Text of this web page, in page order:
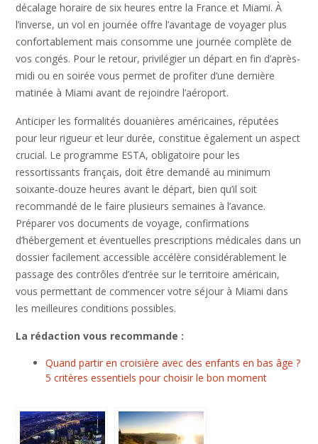
décalage horaire de six heures entre la France et Miami. À
l’inverse, un vol en journée offre l’avantage de voyager plus
confortablement mais consomme une journée complète de
vos congés. Pour le retour, privilégier un départ en fin d’après-
midi ou en soirée vous permet de profiter d’une dernière
matinée à Miami avant de rejoindre l’aéroport.
Anticiper les formalités douanières américaines, réputées
pour leur rigueur et leur durée, constitue également un aspect
crucial. Le programme ESTA, obligatoire pour les
ressortissants français, doit être demandé au minimum
soixante-douze heures avant le départ, bien qu’il soit
recommandé de le faire plusieurs semaines à l’avance.
Préparer vos documents de voyage, confirmations
d’hébergement et éventuelles prescriptions médicales dans un
dossier facilement accessible accélère considérablement le
passage des contrôles d’entrée sur le territoire américain,
vous permettant de commencer votre séjour à Miami dans
les meilleures conditions possibles.
La rédaction vous recommande :
Quand partir en croisière avec des enfants en bas âge ?
5 critères essentiels pour choisir le bon moment